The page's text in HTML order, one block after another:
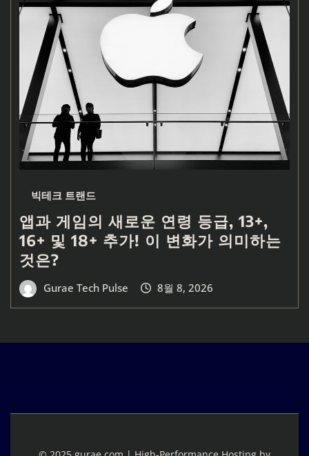
빅테크 트랜드
앱과 게임의 새로운 연령 등급, 13+,
16+ 및 18+ 추가! 이 변화가 의미하는
것은?
Gurae Tech Pulse 8월 8, 2026